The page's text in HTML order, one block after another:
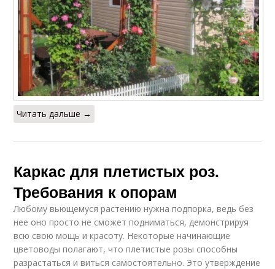
Читать дальше →
Каркас для плетистых роз.
Требования к опорам
Любому вьющемуся растению нужна подпорка, ведь без
нее оно просто не сможет подниматься, демонстрируя
всю свою мощь и красоту. Некоторые начинающие
цветоводы полагают, что плетистые розы способны
разрастаться и виться самостоятельно. Это утверждение